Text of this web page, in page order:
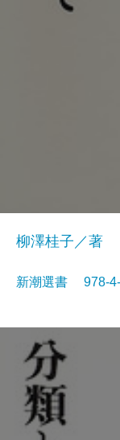
柳澤桂子／著
新潮選書 978-